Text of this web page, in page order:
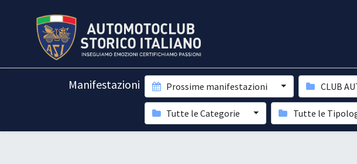
Manifestazioni Prossime manifestazioni CLUB
Tutte le Categorie Tutte le